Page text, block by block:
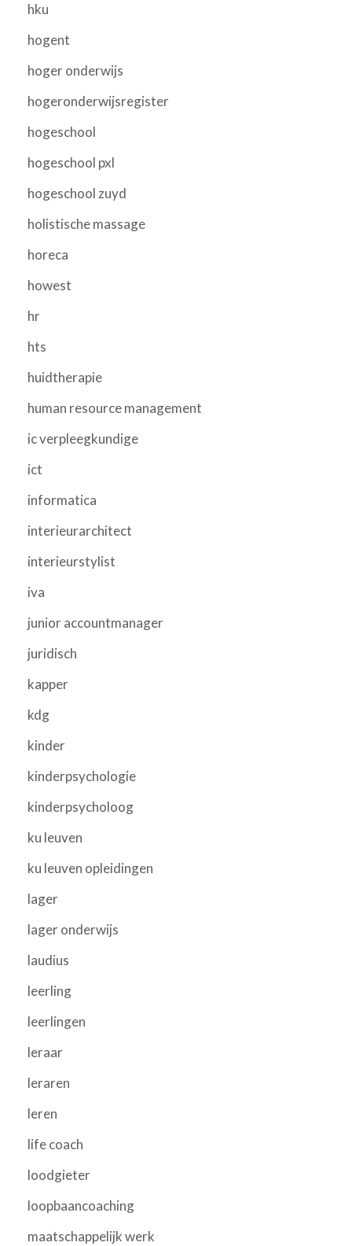
hku
hogent
hoger onderwijs
hogeronderwijsregister
hogeschool
hogeschool pxl
hogeschool zuyd
holistische massage
horeca
howest
hr
hts
huidtherapie
human resource management
ic verpleegkundige
ict
informatica
interieurarchitect
interieurstylist
iva
junior accountmanager
juridisch
kapper
kdg
kinder
kinderpsychologie
kinderpsycholoog
ku leuven
ku leuven opleidingen
lager
lager onderwijs
laudius
leerling
leerlingen
leraar
leraren
leren
life coach
loodgieter
loopbaancoaching
maatschappelijk werk